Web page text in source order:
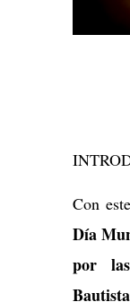
Con
Día
por